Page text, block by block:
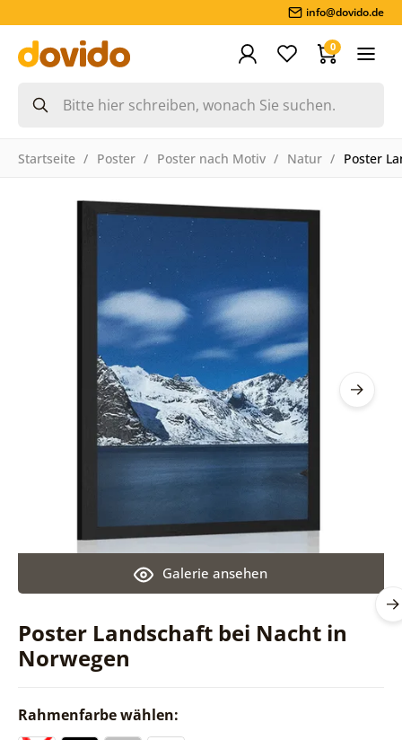
info@dovido.de
0
Startseite Poster Poster nach Motiv Natur Poster
Poster Landschaft bei Nacht in
Norwegen
Galerie ansehen
Rahmenfarbe wählen: